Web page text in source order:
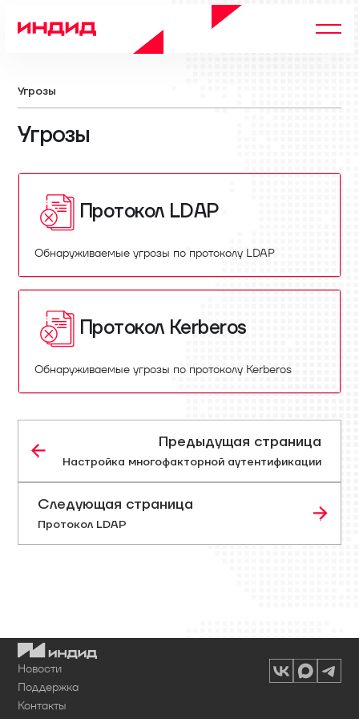
Угрозы
Угрозы
Протокол LDAP
Обнаруживаемые угрозы по протоколу LDAP
Протокол Kerberos
Обнаруживаемые угрозы по протоколу Kerberos
Предыдущая страница
Настройка многофакторной аутентификации
Следующая страница
Протокол LDAP
Новости
Поддержка
Контакты